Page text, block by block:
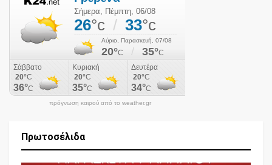
πρόγνωση καιρού από το weather.gr
Πρωτοσέλιδα